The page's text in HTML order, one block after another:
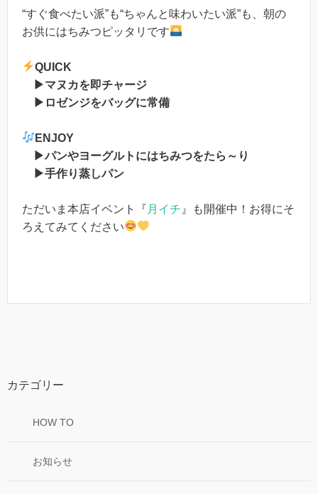
“すぐ食べたい派”も“ちゃんと味わいたい派”も、朝の
お供にはちみつピッタリです
QUICK
▶マヌカを即チャージ
▶ロゼンジをバッグに常備
ENJOY
▶パンやヨーグルトにはちみつをたら～り
▶手作り蒸しパン
ただいま本店イベント『 月イチ 』も開催中！お得にそ
ろえてみてください
カテゴリー
HOW TO
お知らせ